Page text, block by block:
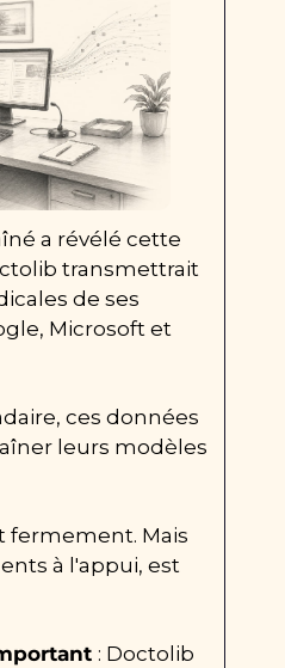
a révélé cette
transmettrait
de ses
Microsoft et
ces données
leurs modèles
fermement. Mais
à l'appui, est
: Doctolib